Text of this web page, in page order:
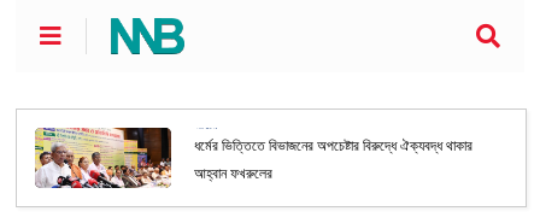
ধর্মের ভিত্তিতে বিভাজনের অপচেষ্টার বিরুদ্ধে ঐক্যবদ্ধ থাকার
আহ্বান ফখরুলের